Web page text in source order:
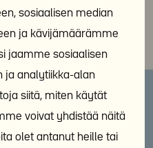
sosiaalisen median
ja kävijämäärämme
jaamme sosiaalisen
ja analytiikka-alan
siitä, miten käytät
voivat yhdistää näitä
olet antanut heille tai